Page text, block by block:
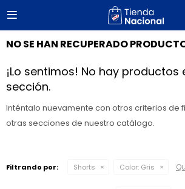

NO SE HAN RECUPERADO
¡Lo sentimos! No hay productos
sección.
Inténtalo nuevamente con otros criterios de
otras secciones de nuestro catálogo.
Filtrando por: Shorts Color: Gris
close